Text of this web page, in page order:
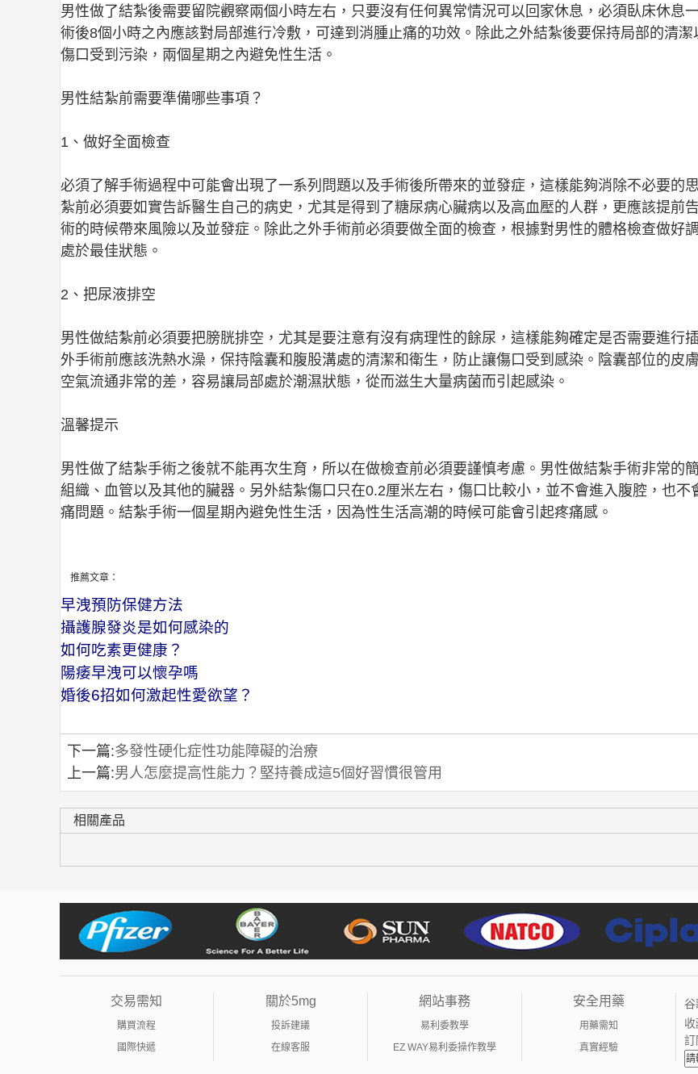
男性做了結紮後需要留院觀察兩個小時左右，只要沒有任何異常情況可以回家休息，必須臥床休息
術後8個小時之內應該對局部進行冷敷，可達到消腫止痛的功效。除此之外結紮後要保持局部的清潔
傷口受到污染，兩個星期之內避免性生活。
男性結紮前需要準備哪些事項？
1、做好全面檢查
必須了解手術過程中可能會出現了一系列問題以及手術後所帶來的並發症，這樣能夠消除不必要的
紮前必須要如實告訴醫生自己的病史，尤其是得到了糖尿病心臟病以及高血壓的人群，更應該提前
術的時候帶來風險以及並發症。除此之外手術前必須要做全面的檢查，根據對男性的體格檢查做好
處於最佳狀態。
2、把尿液排空
男性做結紮前必須要把膀胱排空，尤其是要注意有沒有病理性的餘尿，這樣能夠確定是否需要進行
外手術前應該洗熱水澡，保持陰囊和腹股溝處的清潔和衛生，防止讓傷口受到感染。陰囊部位的皮
空氣流通非常的差，容易讓局部處於潮濕狀態，從而滋生大量病菌而引起感染。
溫馨提示
男性做了結紮手術之後就不能再次生育，所以在做檢查前必須要謹慎考慮。男性做結紮手術非常的
組織、血管以及其他的臟器。另外結紮傷口只在0.2厘米左右，傷口比較小，並不會進入腹腔，也不
痛問題。結紮手術一個星期內避免性生活，因為性生活高潮的時候可能會引起疼痛感。
推薦文章：
早洩預防保健方法
攝護腺發炎是如何感染的
如何吃素更健康？
陽痿早洩可以懷孕嗎
婚後6招如何激起性愛欲望？
下一篇:多發性硬化症性功能障礙的治療
上一篇:男人怎麼提高性能力？堅持養成這5個好習慣很管用
相關產品
交易需知
購買流程
國際快遞
關於5mg
投訴建議
在線客服
網站事務
易利委教學
EZ WAY易利委操作教學
安全用藥
用藥需知
真實經驗
谷
收
訂